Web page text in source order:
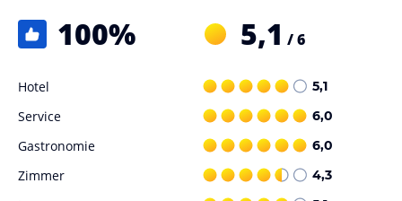
100% 5,1 / 6
Hotel 5,1
Service 6,0
Gastronomie 6,0
Zimmer 4,3